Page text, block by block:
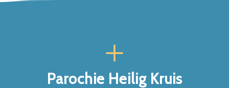
Parochie Heilig Kruis